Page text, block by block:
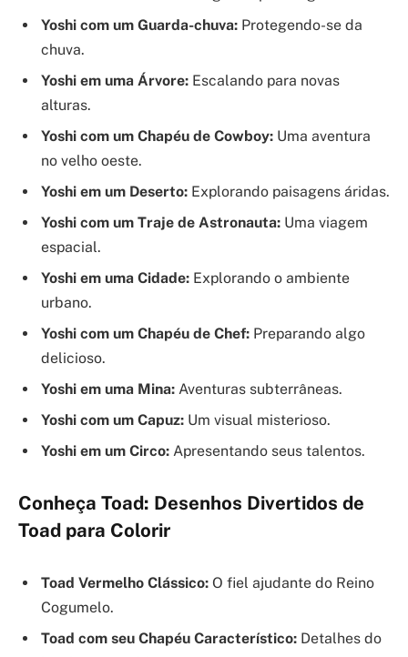
Yoshi com um Guarda-chuva: Protegendo-se da
chuva.
Yoshi em uma Árvore: Escalando para novas
alturas.
Yoshi com um Chapéu de Cowboy: Uma aventura
no velho oeste.
Yoshi em um Deserto: Explorando paisagens áridas.
Yoshi com um Traje de Astronauta: Uma viagem
espacial.
Yoshi em uma Cidade: Explorando o ambiente
urbano.
Yoshi com um Chapéu de Chef: Preparando algo
delicioso.
Yoshi em uma Mina: Aventuras subterrâneas.
Yoshi com um Capuz: Um visual misterioso.
Yoshi em um Circo: Apresentando seus talentos.
Conheça Toad: Desenhos Divertidos de
Toad para Colorir
Toad Vermelho Clássico: O fiel ajudante do Reino
Cogumelo.
Toad com seu Chapéu Característico: Detalhes do